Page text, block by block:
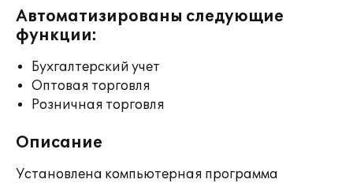
Автоматизированы следующие
функции:
Бухгалтерский учет
Оптовая торговля
Розничная торговля
Описание
Установлена компьютерная программа